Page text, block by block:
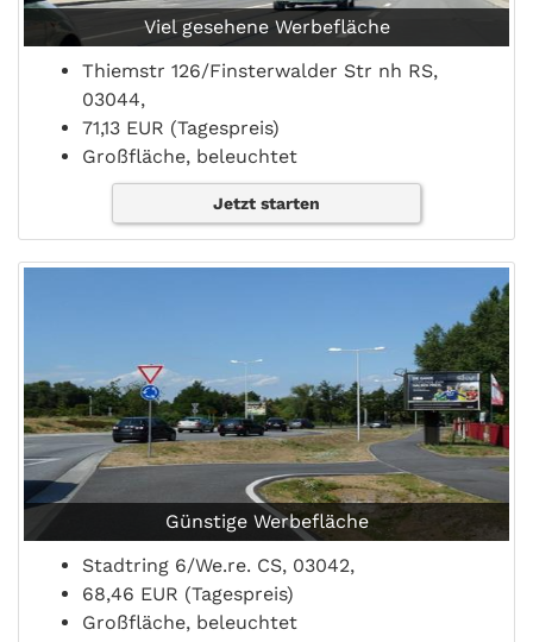
Viel gesehene Werbefläche
Thiemstr 126/Finsterwalder Str nh RS,
03044,
71,13 EUR (Tagespreis)
Großfläche, beleuchtet
Jetzt starten
Günstige Werbefläche
Stadtring 6/We.re. CS, 03042,
68,46 EUR (Tagespreis)
Großfläche, beleuchtet